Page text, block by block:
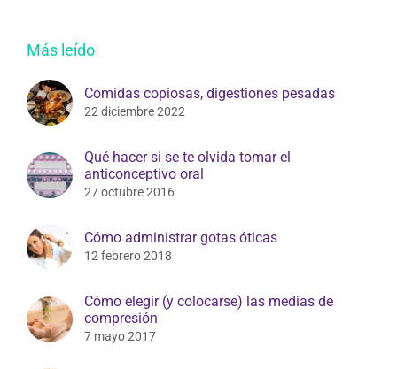
Más leído
Comidas copiosas, digestiones pesadas
22 diciembre 2022
Qué hacer si se te olvida tomar el
anticonceptivo oral
27 octubre 2016
Cómo administrar gotas óticas
12 febrero 2018
Cómo elegir (y colocarse) las medias de
compresión
7 mayo 2017